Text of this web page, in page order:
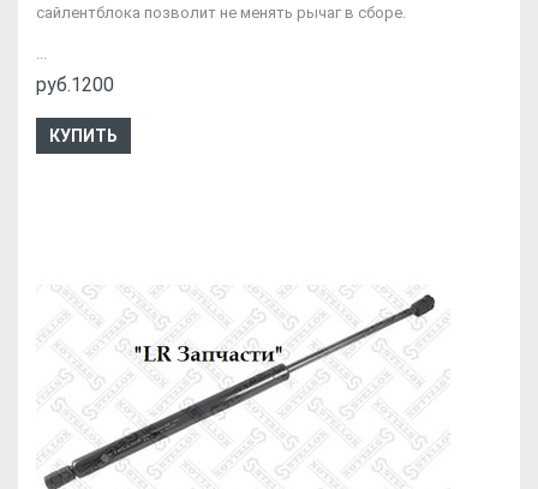
сайлентблока позволит не менять рычаг в сборе.
...
руб.1200
КУПИТЬ